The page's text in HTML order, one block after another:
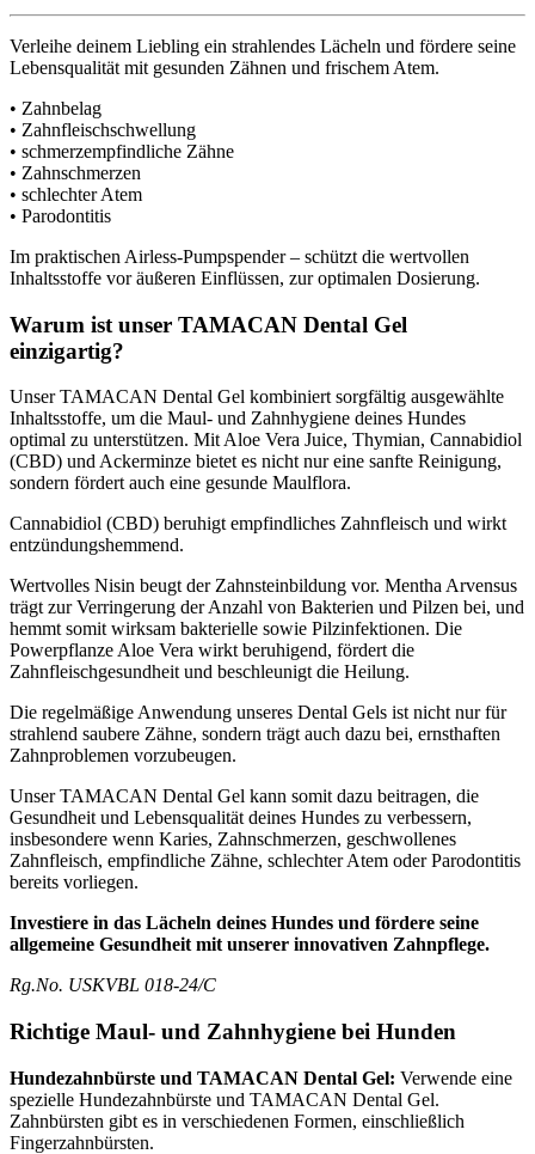
Verleihe deinem Liebling ein strahlendes Lächeln und fördere seine
Lebensqualität mit gesunden Zähnen und frischem Atem.
• Zahnbelag
• Zahnfleischschwellung
• schmerzempfindliche Zähne
• Zahnschmerzen
• schlechter Atem
• Parodontitis
Im praktischen Airless-Pumpspender – schützt die wertvollen
Inhaltsstoffe vor äußeren Einflüssen, zur optimalen Dosierung.
Warum ist unser TAMACAN Dental Gel
einzigartig?
Unser TAMACAN Dental Gel kombiniert sorgfältig ausgewählte
Inhaltsstoffe, um die Maul- und Zahnhygiene deines Hundes
optimal zu unterstützen. Mit Aloe Vera Juice, Thymian, Cannabidiol
(CBD) und Ackerminze bietet es nicht nur eine sanfte Reinigung,
sondern fördert auch eine gesunde Maulflora.
Cannabidiol (CBD) beruhigt empfindliches Zahnfleisch und wirkt
entzündungshemmend.
Wertvolles Nisin beugt der Zahnsteinbildung vor. Mentha Arvensus
trägt zur Verringerung der Anzahl von Bakterien und Pilzen bei, und
hemmt somit wirksam bakterielle sowie Pilzinfektionen. Die
Powerpflanze Aloe Vera wirkt beruhigend, fördert die
Zahnfleischgesundheit und beschleunigt die Heilung.
Die regelmäßige Anwendung unseres Dental Gels ist nicht nur für
strahlend saubere Zähne, sondern trägt auch dazu bei, ernsthaften
Zahnproblemen vorzubeugen.
Unser TAMACAN Dental Gel kann somit dazu beitragen, die
Gesundheit und Lebensqualität deines Hundes zu verbessern,
insbesondere wenn Karies, Zahnschmerzen, geschwollenes
Zahnfleisch, empfindliche Zähne, schlechter Atem oder Parodontitis
bereits vorliegen.
Investiere in das Lächeln deines Hundes und fördere seine
allgemeine Gesundheit mit unserer innovativen Zahnpflege.
Rg.No. USKVBL 018-24/C
Richtige Maul- und Zahnhygiene bei Hunden
Hundezahnbürste und TAMACAN Dental Gel: Verwende eine
spezielle Hundezahnbürste und TAMACAN Dental Gel.
Zahnbürsten gibt es in verschiedenen Formen, einschließlich
Fingerzahnbürsten.